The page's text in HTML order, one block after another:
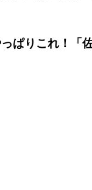
ぱりこれ！「